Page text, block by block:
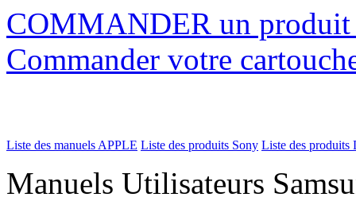
COMMANDER un
Commander votre
Liste des manuels APPLE Liste des produits Sony Liste des produits
Manuels Utilisateurs